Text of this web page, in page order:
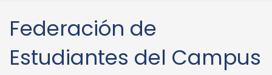
Federación de
Estudiantes del Campus